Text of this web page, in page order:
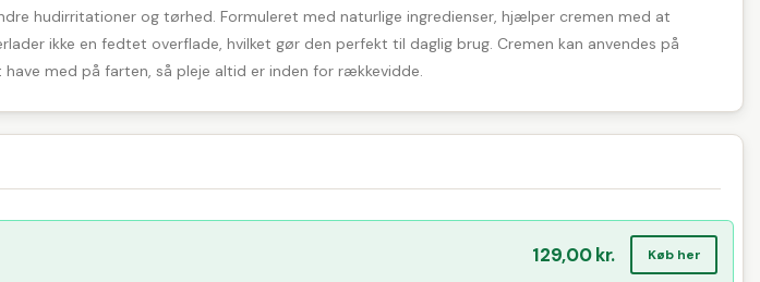
hudirritationer og tørhed. Formuleret med naturlige ingredienser, hjælper cremen med at
ikke en fedtet overflade, hvilket gør den perfekt til daglig brug. Cremen kan anvendes på
med på farten, så pleje altid er inden for rækkevidde.
129,00 kr. Køb her